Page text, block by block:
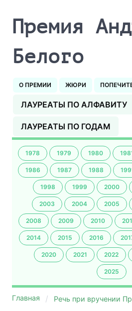
Премия
Белого
О ПРЕМИИ ЖЮРИ
ЛАУРЕАТЫ ПО АЛФАВИТУ
ЛАУРЕАТЫ ПО ГОДАМ
1978 1979 1980
1986 1987 1988
1998 1999 2000
2003 2004 2005
2008 2009 2010
2014 2015 2016
2020 2021 2022
2025
Главная Речь при вручении